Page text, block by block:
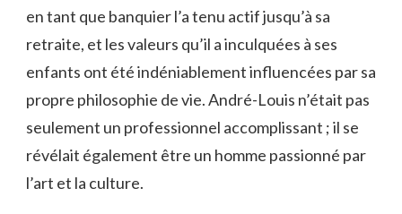
en tant que banquier l’a tenu actif jusqu’à sa
retraite, et les valeurs qu’il a inculquées à ses
enfants ont été indéniablement influencées par sa
propre philosophie de vie. André-Louis n’était pas
seulement un professionnel accomplissant ; il se
révélait également être un homme passionné par
l’art et la culture.